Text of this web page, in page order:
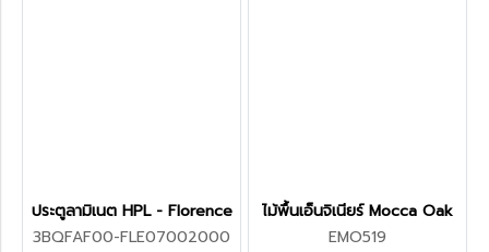
ประตูลามิเนต HPL - Florence
3BQFAF00-FLE07002000
ไม้พื้นเอ็นจิเนียร์ Mocca Oak
EMO519